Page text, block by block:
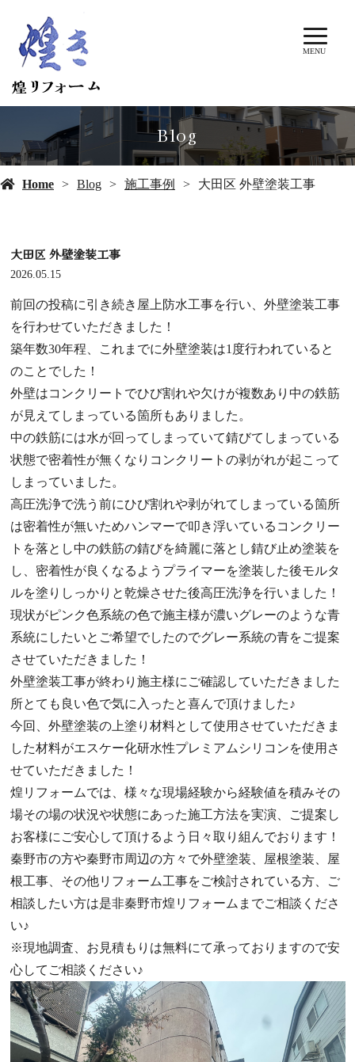
MENU
Blog
Home Blog 施工事例 大田区 外壁塗装工事
大田区 外壁塗装工事
2026.05.15
前回の投稿に引き続き屋上防水工事を行い、外壁塗装工事
を行わせていただきました！
築年数30年程、これまでに外壁塗装は1度行われていると
のことでした！
外壁はコンクリートでひび割れや欠けが複数あり中の鉄筋
が見えてしまっている箇所もありました。
中の鉄筋には水が回ってしまっていて錆びてしまっている
状態で密着性が無くなりコンクリートの剥がれが起こって
しまっていました。
高圧洗浄で洗う前にひび割れや剥がれてしまっている箇所
は密着性が無いためハンマーで叩き浮いているコンクリー
トを落とし中の鉄筋の錆びを綺麗に落とし錆び止め塗装を
し、密着性が良くなるようプライマーを塗装した後モルタ
ルを塗りしっかりと乾燥させた後高圧洗浄を行いました！
現状がピンク色系統の色で施主様が濃いグレーのような青
系統にしたいとご希望でしたのでグレー系統の青をご提案
させていただきました！
外壁塗装工事が終わり施主様にご確認していただきました
所とても良い色で気に入ったと喜んで頂けました♪
今回、外壁塗装の上塗り材料として使用させていただきま
した材料がエスケー化研水性プレミアムシリコンを使用さ
せていただきました！
煌リフォームでは、様々な現場経験から経験値を積みその
場その場の状況や状態にあった施工方法を実演、ご提案し
お客様にご安心して頂けるよう日々取り組んでおります！
秦野市の方や秦野市周辺の方々で外壁塗装、屋根塗装、屋
根工事、その他リフォーム工事をご検討されている方、ご
相談したい方は是非秦野市煌リフォームまでご相談くださ
い♪
※現地調査、お見積もりは無料にて承っておりますので安
心してご相談ください♪